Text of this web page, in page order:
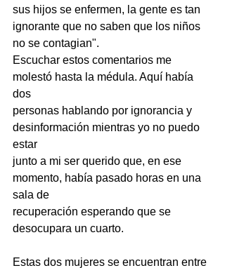
sus hijos se enfermen, la gente es tan
ignorante que no saben que los niños
no se contagian".
Escuchar estos comentarios me
molestó hasta la médula. Aquí había
dos
personas hablando por ignorancia y
desinformación mientras yo no puedo
estar
junto a mi ser querido que, en ese
momento, había pasado horas en una
sala de
recuperación esperando que se
desocupara un cuarto.
Estas dos mujeres se encuentran entre